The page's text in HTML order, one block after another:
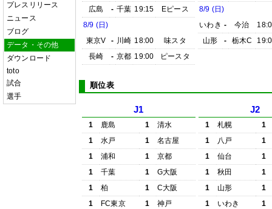
プレスリリース
ニュース
ブログ
データ・その他
ダウンロード
toto
試合
選手
広島
- 千葉 19:15
Eピース
8/9 (日)
東京V
- 川崎 18:00
味スタ
長崎
- 京都 19:00 ピースタ
8/9 (日)
いわき - 今治
山形
- 栃木C
順位表
J1
1 鹿島 1
清水
1
水戸 1
名古屋
1
浦和 1
京都
1
千葉 1
G大阪
1
柏 1
C大阪
1
FC東京 1
神戸
J2
1 札幌
1
1
八戸
1
1
仙台
1
1
秋田
1
1
山形
1
1
いわき
1